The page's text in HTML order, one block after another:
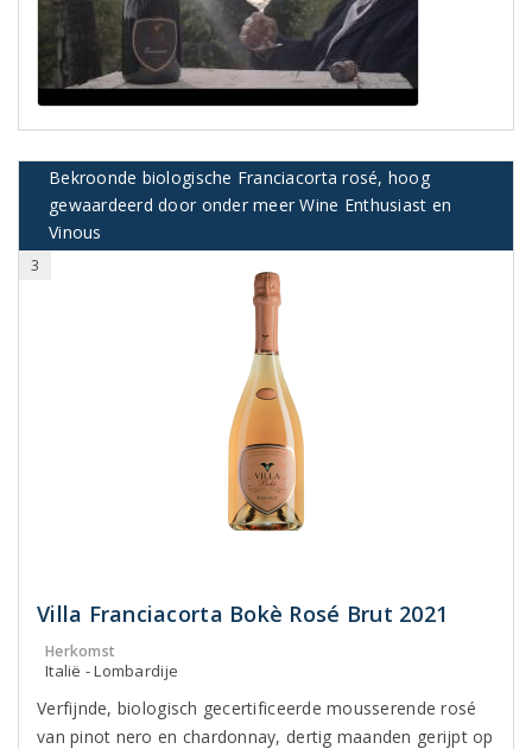
Bekroonde biologische Franciacorta rosé, hoog
gewaardeerd door onder meer Wine Enthusiast en
Vinous
3
Villa Franciacorta Bokè Rosé Brut 2021
Herkomst
Italië - Lombardije
Verfijnde, biologisch gecertificeerde mousserende rosé
van pinot nero en chardonnay, dertig maanden gerijpt op